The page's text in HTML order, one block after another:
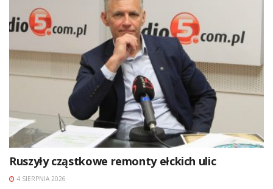
Ruszyły cząstkowe remonty ełckich ulic
4 SIERPNIA 2026